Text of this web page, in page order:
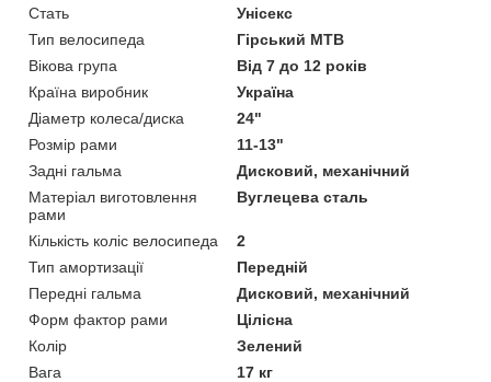
Стать
Унісекс
Тип велосипеда
Гірський MTB
Вікова група
Від 7 до 12 років
Країна виробник
Україна
Діаметр колеса/диска
24"
Розмір рами
11-13"
Задні гальма
Дисковий, механічний
Матеріал виготовлення
рами
Вуглецева сталь
Кількість коліс велосипеда
2
Тип амортизації
Передній
Передні гальма
Дисковий, механічний
Форм фактор рами
Цілісна
Колір
Зелений
Вага
17 кг